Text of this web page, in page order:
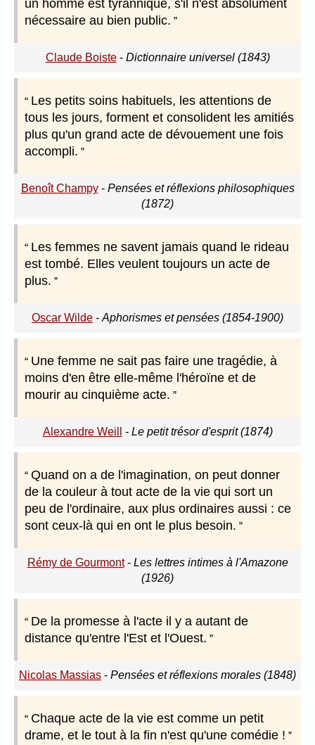
un homme est tyrannique, s'il n'est absolument
nécessaire au bien public.
Claude Boiste- Dictionnaire universel (1843)
Les petits soins habituels, les attentions de
tous les jours, forment et consolident les amitiés
plus qu'un grand acte de dévouement une fois
accompli.
Benoît Champy- Pensées et réflexions philosophiques
(1872)
Les femmes ne savent jamais quand le rideau
est tombé. Elles veulent toujours un acte de
plus.
Oscar Wilde - Aphorismes et pensées (1854-1900)
Une femme ne sait pas faire une tragédie, à
moins d'en être elle-même l'héroïne et de
mourir au cinquième acte.
Alexandre Weill - Le petit trésor d'esprit (1874)
Quand on a de l'imagination, on peut donner
de la couleur à tout acte de la vie qui sort un
peu de l'ordinaire, aux plus ordinaires aussi : ce
sont ceux-là qui en ont le plus besoin.
Rémy de Gourmont- Les lettres intimes à l'Amazone
(1926)
De la promesse à l'acte il y a autant de
distance qu'entre l'Est et l'Ouest.
Nicolas Massias - Pensées et réflexions morales (1848)
Chaque acte de la vie est comme un petit
drame, et le tout à la fin n'est qu'une comédie !